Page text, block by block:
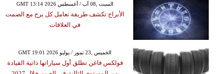
GMT 13:14 2026 السبت ,08 آب / أغسطس
الأبراج تكشف طريقة تعامل كل برج مع الصمت
في العلاقات
GMT 19:01 2026 الخميس ,23 تموز / يوليو
فولكس فاغن تطلق أول سياراتها ذاتية القيادة